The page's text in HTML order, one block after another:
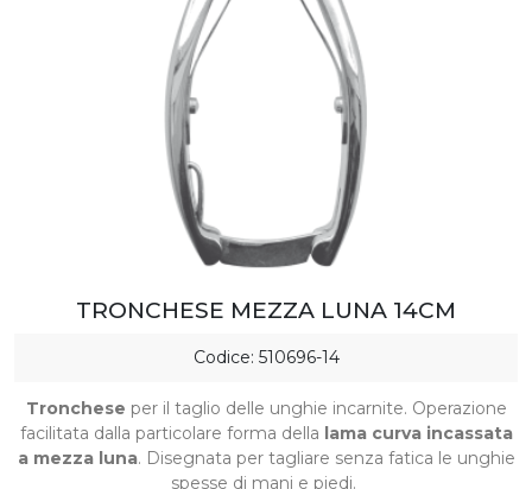
TRONCHESE MEZZA LUNA 14CM
Codice: 510696-14
Tronchese per il taglio delle unghie incarnite. Operazione
facilitata dalla particolare forma della lama curva incassata
a mezza luna. Disegnata per tagliare senza fatica le unghie
spesse di mani e piedi.